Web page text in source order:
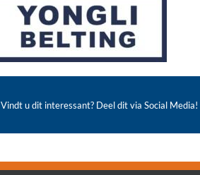
Vindt u dit interessant? Deel dit via Social Media!